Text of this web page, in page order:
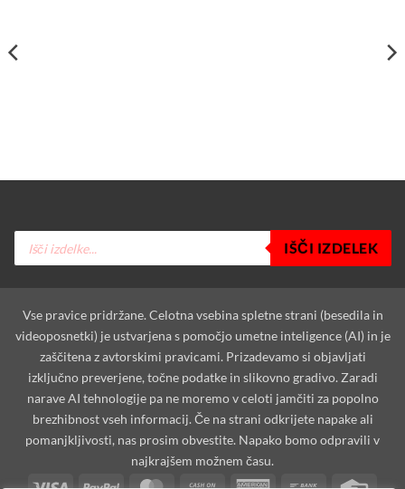
Products
search
IŠČI IZDELEK
Vse pravice pridržane. Celotna vsebina spletne strani (besedila in
videoposnetki) je ustvarjena s pomočjo umetne inteligence (AI) in je
zaščitena z avtorskimi pravicami. Prizadevamo si objavljati
izključno preverjene, točne podatke in slikovno gradivo. Zaradi
narave AI tehnologije pa ne moremo v celoti jamčiti za popolno
brezhibnost vseh informacij. Če na strani odkrijete napake ali
pomanjkljivosti, nas prosim obvestite. Napako bomo odpravili v
najkrajšem možnem času.
Visa
PayPal MasterCard
Cash AmericanBank